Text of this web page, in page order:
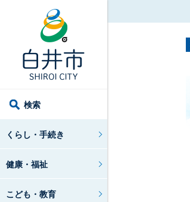
検索
くらし・手続き
健康・福祉
こども・教育